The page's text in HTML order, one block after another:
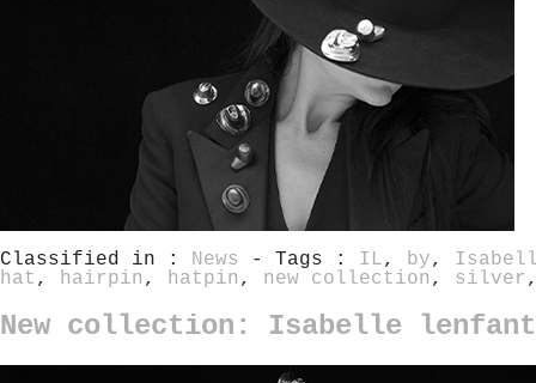
Classified in : News - Tags : IL, by,
hat , hairpin , hatpin , new collection , silver
New collection: Isabelle